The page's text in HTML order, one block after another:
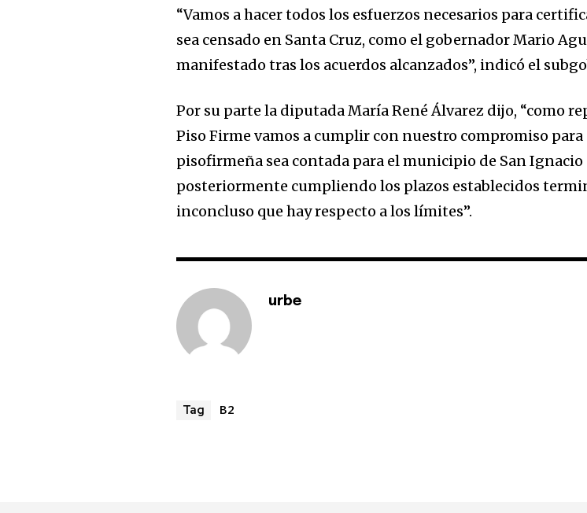
“Vamos a hacer todos los esfuerzos necesarios para
sea censado en Santa Cruz, como el gobernador Mario
manifestado tras los acuerdos alcanzados”, indicó el
Por su parte la diputada María René Álvarez dijo, “como
Piso Firme vamos a cumplir con nuestro compromiso para
pisofirmeña sea contada para el municipio de San Ignacio
posteriormente cumpliendo los plazos establecidos
inconcluso que hay respecto a los límites”.
urbe
Tag B2